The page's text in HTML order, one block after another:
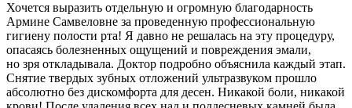
Хочется выразить отдельную и огромную благодарность
Армине Самвеловне за проведенную профессиональную
гигиену полости рта! Я давно не решалась на эту процедуру,
опасаясь болезненных ощущений и повреждения эмали,
но зря откладывала. Доктор подробно объяснила каждый этап.
Снятие твердых зубных отложений ультразвуком прошло
абсолютно без дискомфорта для десен. Никакой боли, никакой